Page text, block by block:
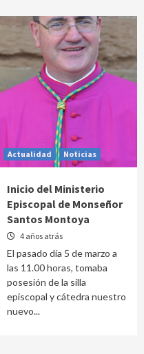
Actualidad Noticias
Inicio del Ministerio
Episcopal de Monseñor
Santos Montoya
4 años atrás
El pasado día 5 de marzo a
las 11.00 horas, tomaba
posesión de la silla
episcopal y cátedra nuestro
nuevo...